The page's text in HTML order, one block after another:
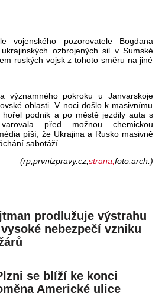
vojenského pozorovatele Bogdana
ých ozbrojených sil vSumské
ruských vojsk z tohoto směru na jiné
významného pokroku u Janvarskoje
é oblasti. V noci došlo k masivnímu
hořel podnik a po městě jezdily auta s
před možnou chemickou
píší, že Ukrajina a Rusko masivně
sabotáží.
(rp,prvnizpravy.cz,strana,foto:arch.)
prodlužuje výstrahu
nebezpečí vzniku
se blíží ke konci
Americké ulice